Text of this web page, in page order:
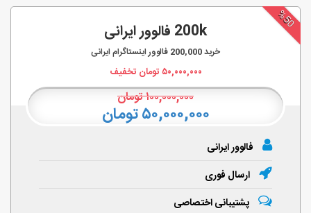
%50
200k فالوور ایرانی
خرید200,000 فالوور اینستاگرام ایرانی
۵۰,۰۰۰,۰۰۰تومان تخفیف
۱۰۰,۰۰۰,۰۰۰تومان
۵۰,۰۰۰,۰۰۰ تومان
فالوور ایرانی
ارسال فوری
پشتیبانی اختصاصی